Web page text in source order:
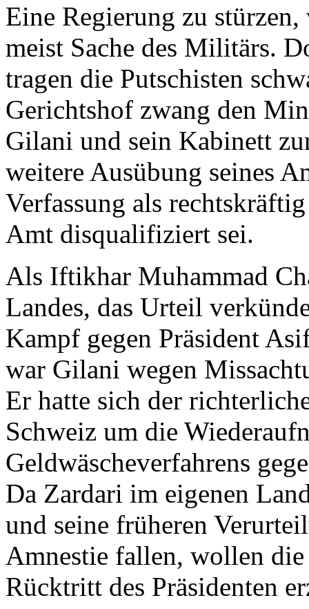
Eine Regierung zu
meist Sache des Militärs.
tragen die Putschisten
Gerichtshof zwang den
Gilani und sein Kabinett
weitere Ausübung seines
Verfassung als
Amt disqualifiziert sei.
Als Iftikhar Muhammad
Landes, das Urteil
Kampf gegen Präsident
war Gilani wegen
Er hatte sich der
Schweiz um die
Geldwäscheverfahrens
Da Zardari im eigenen
und seine früheren
Amnestie fallen, wollen
Rücktritt des Präsidenten